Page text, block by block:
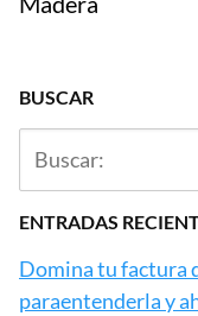
BUSCAR
ENTRADAS
Domina tu factura
paraentenderla y